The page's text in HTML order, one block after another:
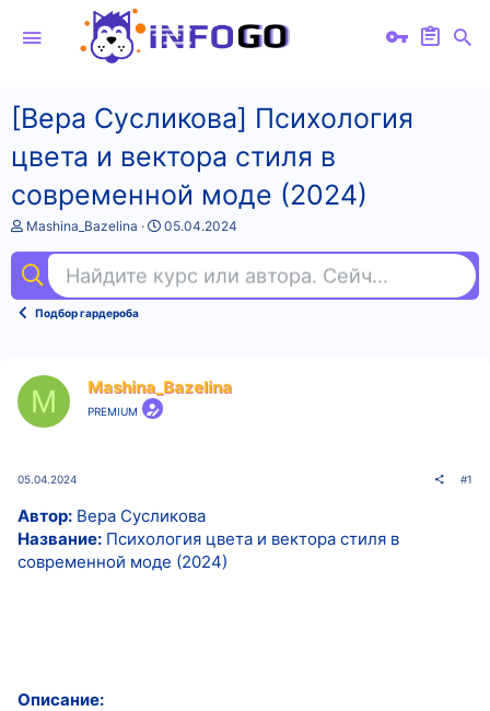
[Вера Сусликова] Психология
цвета и вектора стиля в
современной моде (2024)
А
т
о
т
Mashina_Bazelina
Д
а
н
а
05.04.2024
Найдите курс или автора. Сейчас ищут
Подбор гардероба
M Mashina_Bazelina
PREMIUM
05.04.2024 #1
Автор: Вера Сусликова
Название: Психология цвета и вектора стиля в
современной моде (2024)
Описание: